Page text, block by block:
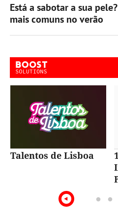
Está a sabotar a sua
mais comuns no verão
Talentos de Lisboa